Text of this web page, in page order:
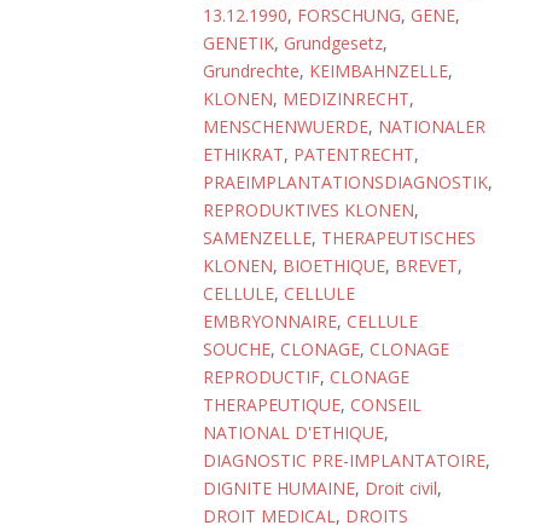
13.12.1990, FORSCHUNG, GENE,
GENETIK, Grundgesetz,
Grundrechte, KEIMBAHNZELLE,
KLONEN, MEDIZINRECHT,
MENSCHENWUERDE, NATIONALER
ETHIKRAT, PATENTRECHT,
PRAEIMPLANTATIONSDIAGNOSTIK,
REPRODUKTIVES KLONEN,
SAMENZELLE, THERAPEUTISCHES
KLONEN, BIOETHIQUE, BREVET,
CELLULE, CELLULE
EMBRYONNAIRE, CELLULE
SOUCHE, CLONAGE, CLONAGE
REPRODUCTIF, CLONAGE
THERAPEUTIQUE, CONSEIL
NATIONAL D'ETHIQUE,
DIAGNOSTIC PRE-IMPLANTATOIRE,
DIGNITE HUMAINE, Droit civil,
DROIT MEDICAL, DROITS